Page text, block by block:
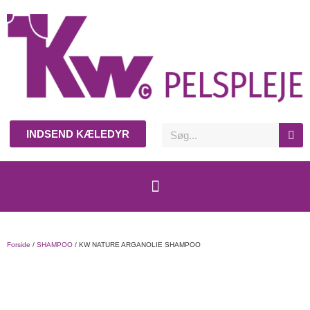
INDSEND KÆLEDYR
Forside / SHAMPOO / KW NATURE ARGANOLIE SHAMPOO